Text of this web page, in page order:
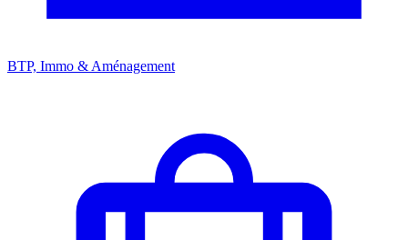
BTP, Immo & Aménagement